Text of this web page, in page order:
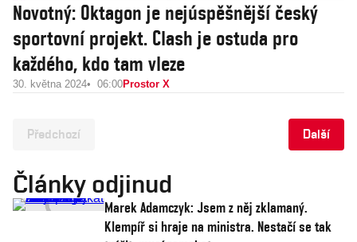
Novotný: Oktagon je nejúspěšnější český
sportovní projekt. Clash je ostuda pro
každého, kdo tam vleze
30. května 2024 06:00Prostor X
Předchozí Další
Články odjinud
Marek Adamczyk: Jsem z něj zklamaný.
Klempíř si hraje na ministra. Nestačí se tak